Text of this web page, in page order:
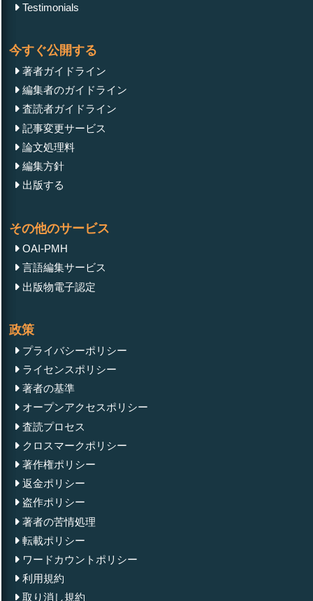
Testimonials
今すぐ公開する
著者ガイドライン
編集者のガイドライン
査読者ガイドライン
記事変更サービス
論文処理料
編集方針
出版する
その他のサービス
OAI-PMH
言語編集サービス
出版物電子認定
政策
プライバシーポリシー
ライセンスポリシー
著者の基準
オープンアクセスポリシー
査読プロセス
クロスマークポリシー
著作権ポリシー
返金ポリシー
盗作ポリシー
著者の苦情処理
転載ポリシー
ワードカウントポリシー
利用規約
取り消し規約